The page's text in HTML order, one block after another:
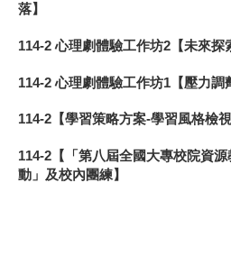
落】
114-2 心理劇體驗工作坊2【未來探
114-2 心理劇體驗工作坊1【壓力調
114-2【學習策略方案-學習風格檢
114-2【「第八屆全國大專校院資
動」及校內團練】